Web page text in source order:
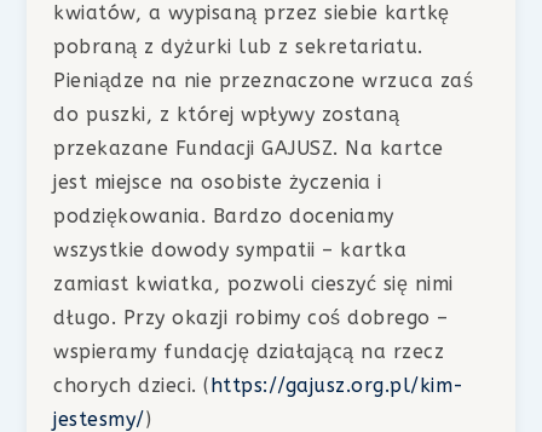
kwiatów, a wypisaną przez siebie kartkę
pobraną z dyżurki lub z sekretariatu.
Pieniądze na nie przeznaczone wrzuca zaś
do puszki, z której wpływy zostaną
przekazane Fundacji GAJUSZ. Na kartce
jest miejsce na osobiste życzenia i
podziękowania. Bardzo doceniamy
wszystkie dowody sympatii – kartka
zamiast kwiatka, pozwoli cieszyć się nimi
długo. Przy okazji robimy coś dobrego –
wspieramy fundację działającą na rzecz
chorych dzieci. (https://gajusz.org.pl/kim-
jestesmy/)